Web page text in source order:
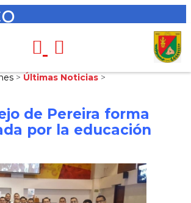
> Últimas Noticias >
de Pereira forma
por la educación